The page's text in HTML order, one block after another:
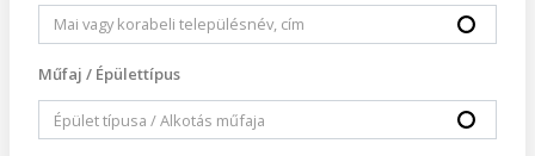
Műfaj / Épülettípus